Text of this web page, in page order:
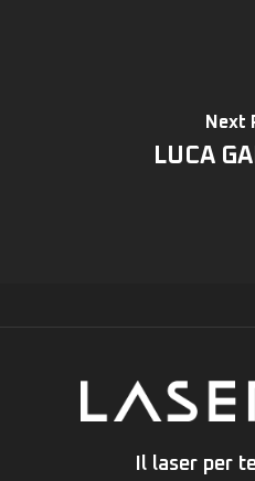
Next
LUCA
Il laser per